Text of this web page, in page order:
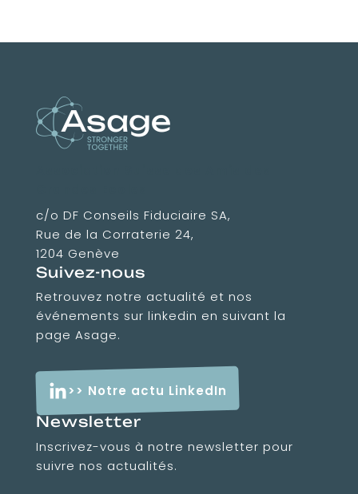
c/o DF Conseils Fiduciaire SA,
Rue de la Corraterie 24,
1204 Genève
Suivez-nous
Retrouvez notre actualité et nos
événements sur linkedin en suivant la
page Asage.
>> Notre actu LinkedIn
Newsletter
Inscrivez-vous à notre newsletter pour
suivre nos actualités.